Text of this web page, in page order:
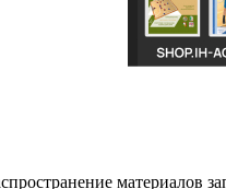
материалов